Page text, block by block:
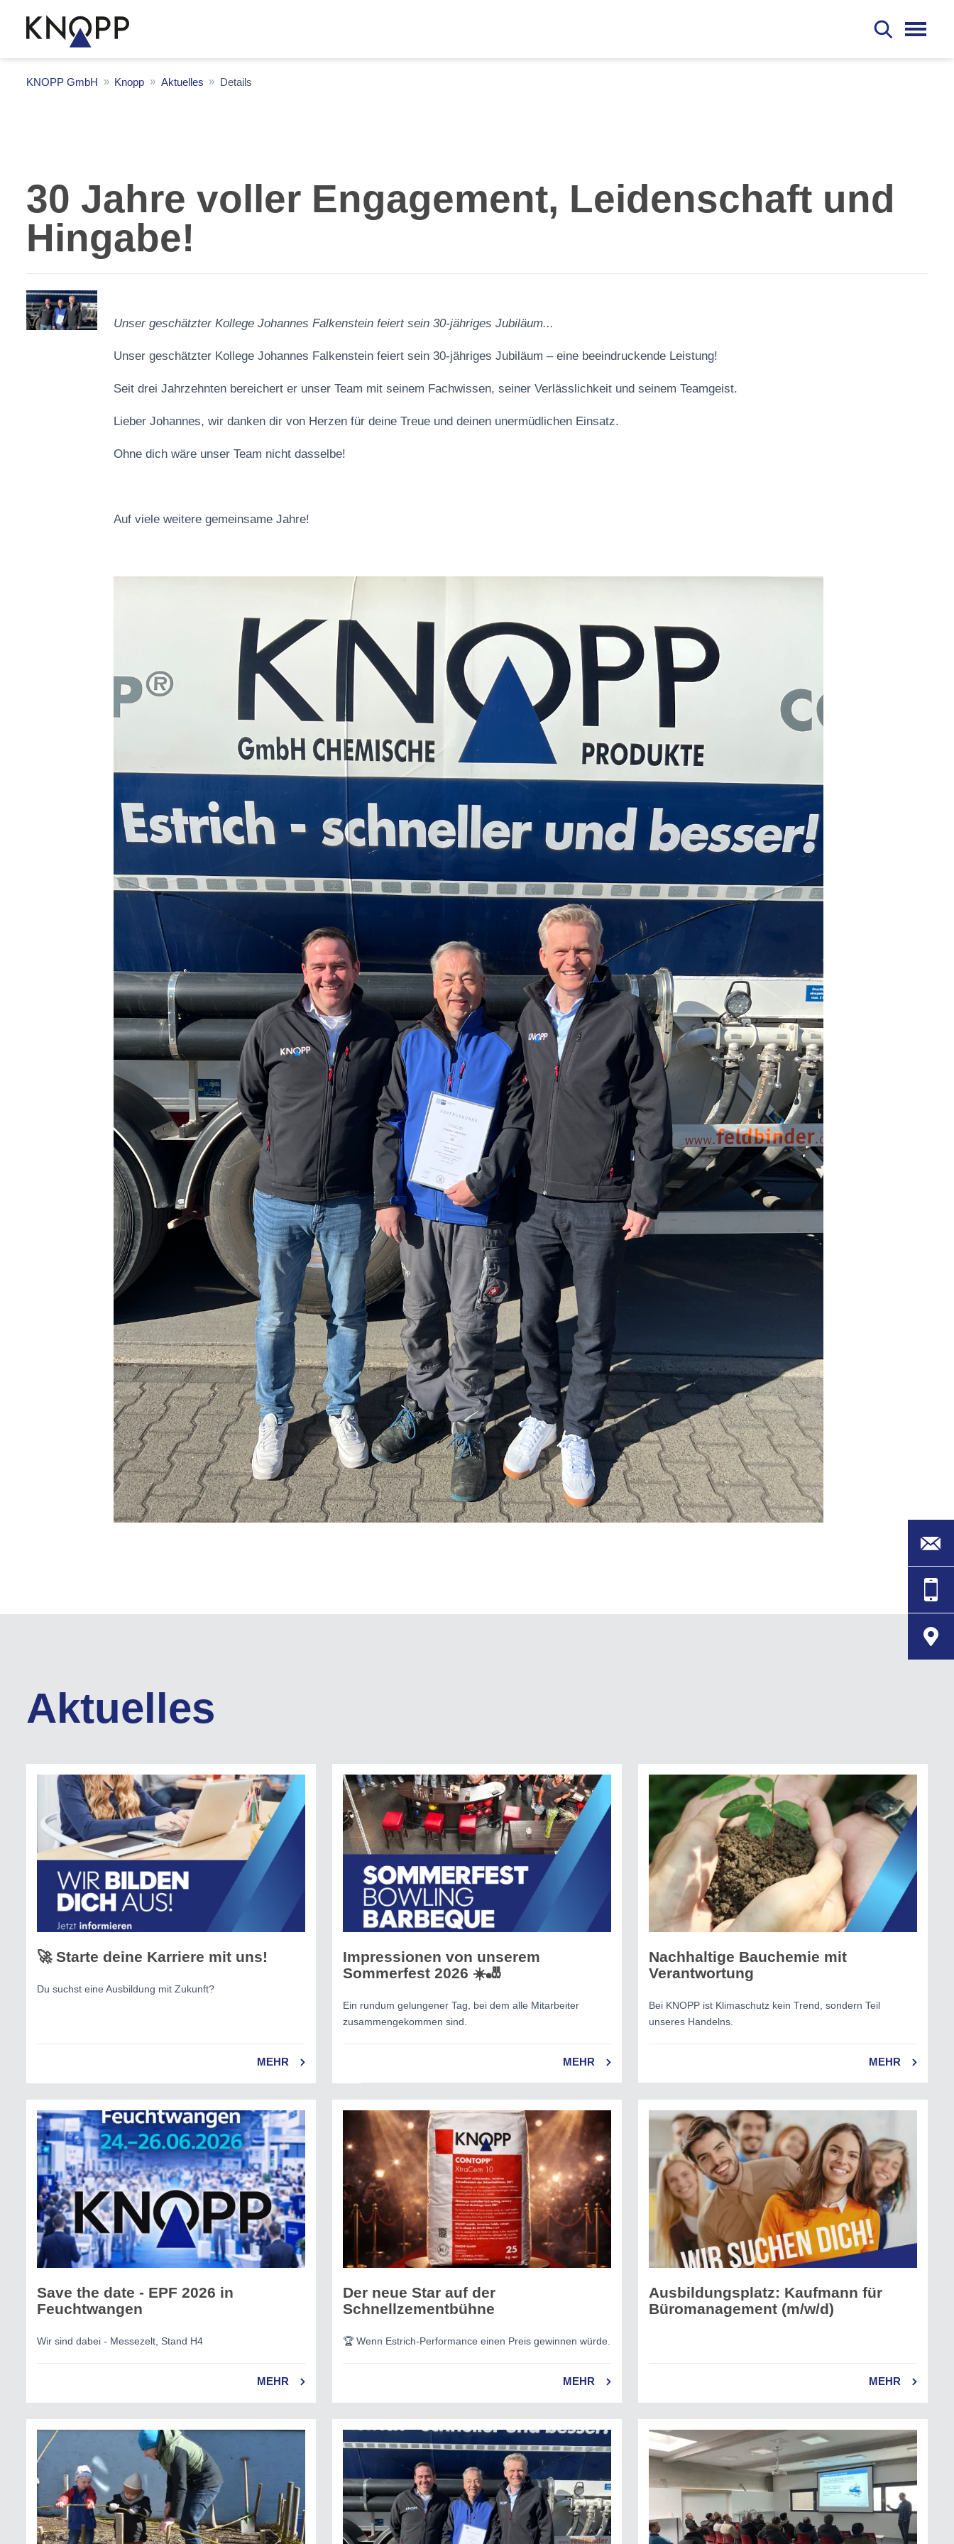
KNOPP GmbH Knopp Aktuelles Details
30 Jahre voller Engagement, Leidenschaft und
Hingabe!
Unser geschätzter Kollege Johannes Falkenstein feiert sein 30-jähriges Jubiläum...
Unser geschätzter Kollege Johannes Falkenstein feiert sein 30-jähriges Jubiläum – eine beeindruckende Leistung!
Seit drei Jahrzehnten bereichert er unser Team mit seinem Fachwissen, seiner Verlässlichkeit und seinem Teamgeist.
Lieber Johannes, wir danken dir von Herzen für deine Treue und deinen unermüdlichen Einsatz.
Ohne dich wäre unser Team nicht dasselbe!
Auf viele weitere gemeinsame Jahre!
Aktuelles
🚀 Starte deine Karriere mit uns!
Du suchst eine Ausbildung mit Zukunft?
MEHR
Impressionen von unserem
Sommerfest 2026 ☀️🎳
Ein rundum gelungener Tag, bei dem alle Mitarbeiter
zusammengekommen sind.
MEHR
Nachhaltige Bauchemie mit
Verantwortung
Bei KNOPP ist Klimaschutz kein Trend, sondern Teil
unseres Handelns.
MEHR
Save the date - EPF 2026 in
Feuchtwangen
Wir sind dabei - Messezelt, Stand H4
MEHR
Der neue Star auf der
Schnellzementbühne
🏆 Wenn Estrich-Performance einen Preis gewinnen würde.
MEHR
Ausbildungsplatz: Kaufmann für
Büromanagement (m/w/d)
MEHR